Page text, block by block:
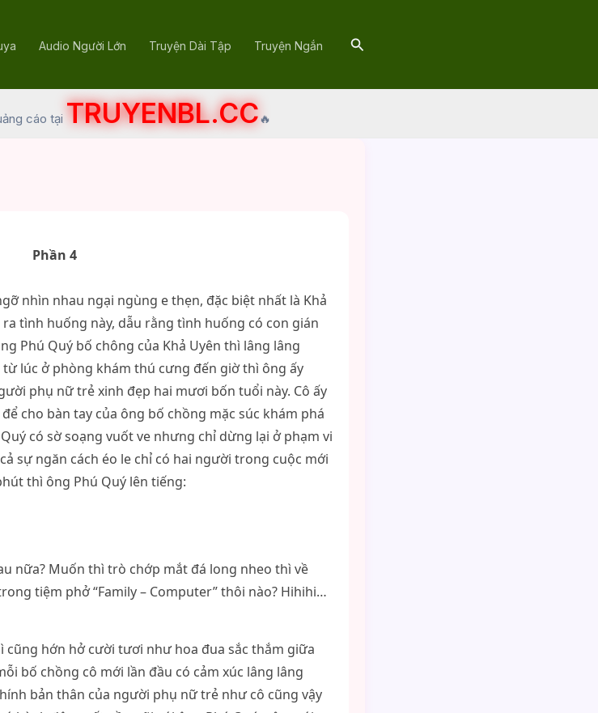
Audio Người Lớn Truyện Dài Tập Truyện Ngắn Search
cáo tại TRUYENBL.CC🔥
Phần 4
nhìn nhau ngại ngùng e thẹn, đặc biệt nhất là Khả
tình huống này, dẫu rằng tình huống có con gián
Phú Quý bố chông của Khả Uyên thì lâng lâng
lúc ở phòng khám thú cưng đến giờ thì ông ấy
phụ nữ trẻ xinh đẹp hai mươi bốn tuổi này. Cô ấy
cho bàn tay của ông bố chồng mặc súc khám phá
có sờ soạng vuốt ve nhưng chỉ dừng lại ở phạm vi
sự ngăn cách éo le chỉ có hai người trong cuộc mới
thì ông Phú Quý lên tiếng:
nữa? Muốn thì trò chớp mắt đá long nheo thì về
tiệm phở “Family – Computer” thôi nào? Hihihi…
cũng hớn hở cười tươi như hoa đua sắc thắm giữa
bố chồng cô mới lần đầu có cảm xúc lâng lâng
bản thân của người phụ nữ trẻ như cô cũng vậy